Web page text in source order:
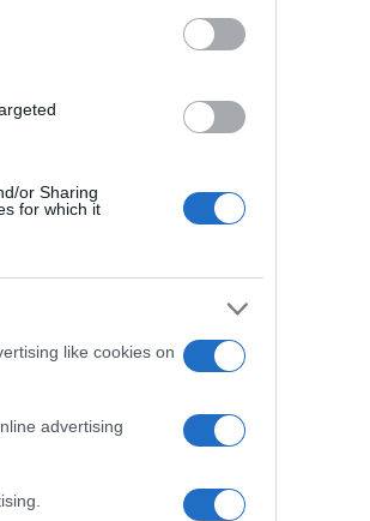
or Sharing
for which it
like cookies on
advertising
υπόθεσης
ντετέκτιβ.
Οι άνθρωποι, οι
το ελληνικό
πολιτισμός που
ΌΣΑ
ΓΙΑ ΤΟ
Όσιος Νικάνωρ ο
Σάκης Αρναούτογλου προς
διόδια από τους Ευζώνους
Βρυξέλλες μέχρι την Ελλάδα»
Βουτιές χωρίς ρίσκο: 8
απολαμβάνεις το νερό με
ΕΡΤ3 – «Project
ροδάκινου στη Νάουσα